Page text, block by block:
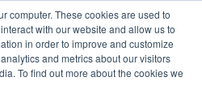
computer. These cookies are used to
with our website and allow us to
in order to improve and customize
and metrics about our visitors
To find out more about the cookies we